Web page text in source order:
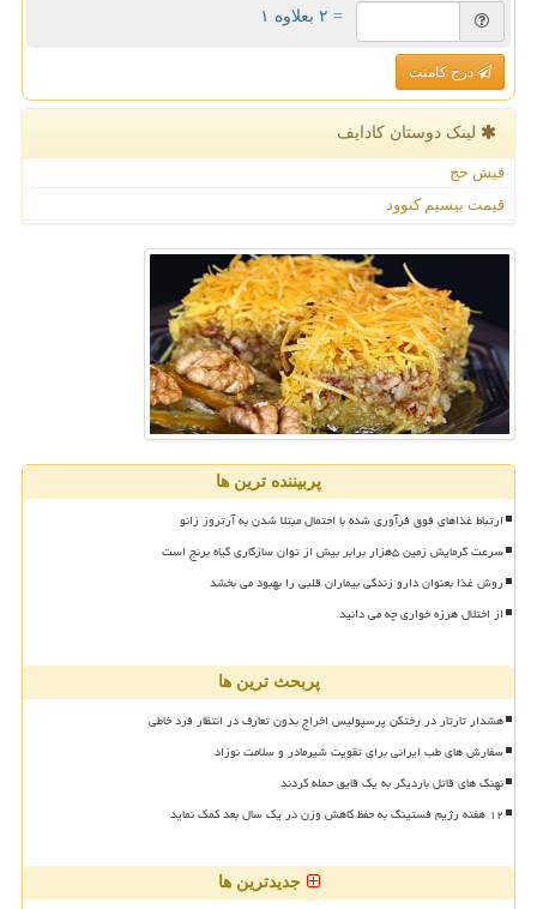
= ۲ بعلاوه ۱
درج کامنت
لینک دوستان كادایف
فیش حج
قیمت بیسیم کنوود
پربیننده ترین ها
ارتباط غذاهای فوق فرآوری شده با احتمال مبتلا شدن به آرتروز زانو
سرعت گرمایش زمین ۵هزار برابر بیش از توان سازگاری گیاه برنج است
روش غذا بعنوان دارو زندگی بیماران قلبی را بهبود می بخشد
از اختلال هرزه خواری چه می دانید
پربحث ترین ها
هشدار تارتار در رختکن پرسپولیس اخراج بدون تعارف در انتظار فرد خاطی
سفارش های طب ایرانی برای تقویت شیرمادر و سلامت نوزاد
نهنگ های قاتل باردیگر به یک قایق حمله کردند
۱۲ هفته رژیم فستینگ به حفظ کاهش وزن در یک سال بعد کمک نماید
جدیدترین ها